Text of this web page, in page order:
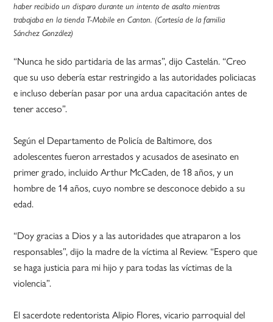
haber recibido un disparo durante un intento de asalto mientras
trabajaba en la tienda T-Mobile en Canton. (Cortesía de la familia
Sánchez González)
“Nunca he sido partidaria de las armas”, dijo Castelán. “Creo
que su uso debería estar restringido a las autoridades policiacas
e incluso deberían pasar por una ardua capacitación antes de
tener acceso”.
Según el Departamento de Policía de Baltimore, dos
adolescentes fueron arrestados y acusados de asesinato en
primer grado, incluido Arthur McCaden, de 18 años, y un
hombre de 14 años, cuyo nombre se desconoce debido a su
edad.
“Doy gracias a Dios y a las autoridades que atraparon a los
responsables”, dijo la madre de la víctima al Review. “Espero que
se haga justicia para mi hijo y para todas las víctimas de la
violencia”.
El sacerdote redentorista Alipio Flores, vicario parroquial del